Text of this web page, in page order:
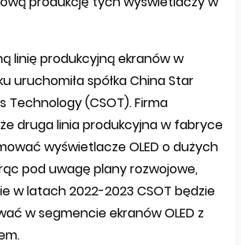
linię produkcyjną ekranów w
uruchomiła spółka China Star
(CSOT). Firma
druga linia produkcyjna w fabryce
wyświetlacze OLED o dużych
pod uwagę plany rozwojowe,
w latach 2022-2023 CSOT będzie
w segmencie ekranów OLED z